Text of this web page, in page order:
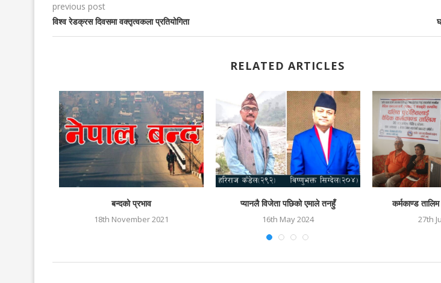
previous post
विश्व रेडक्रस दिवसमा वक्तृत्वकला प्रतियोगिता
RELATED ARTICLES
बन्दको प्रभाव
18th November 2021
प्यानलै विजेता पछिको एमाले तनहुँ
16th May 2024
कर्मकाण्ड
27th